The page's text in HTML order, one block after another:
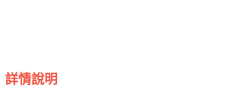
詳情說明